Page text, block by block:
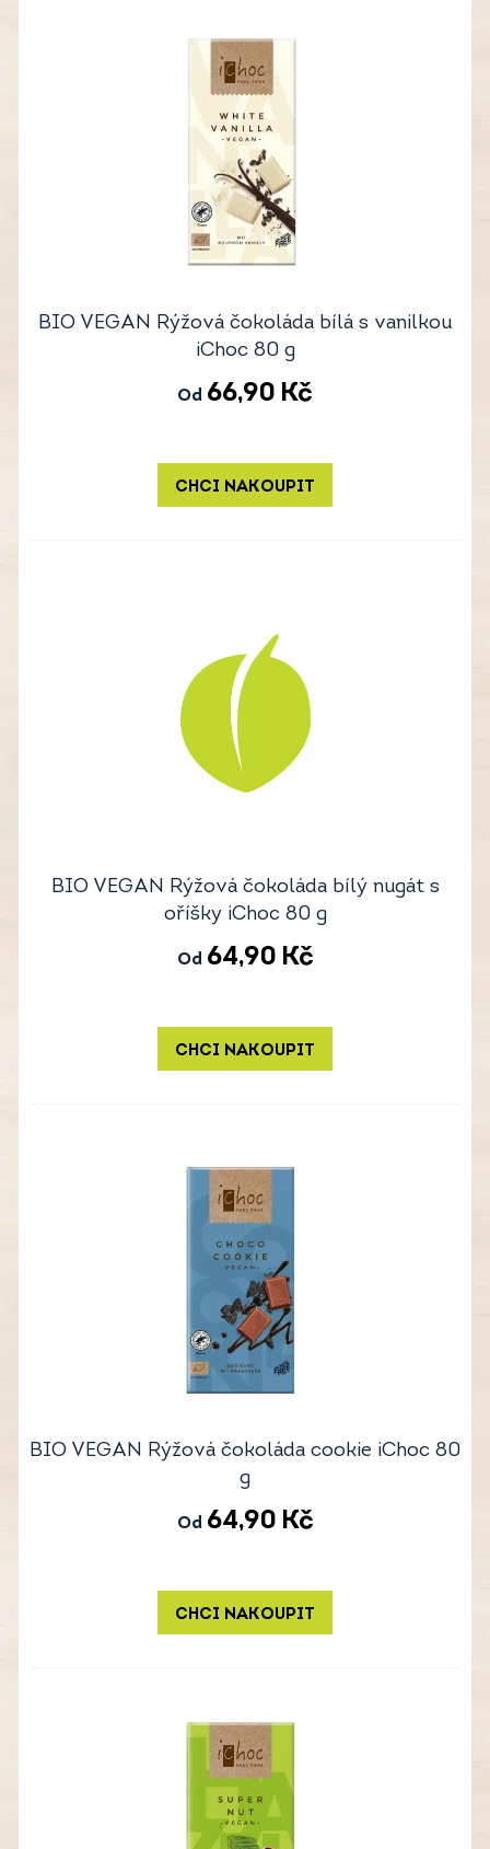
BIO VEGAN Rýžová čokoláda bílá s vanilkou
iChoc 80 g
Od 66,90 Kč
CHCI NAKOUPIT
BIO VEGAN Rýžová čokoláda bílý nugát s
oříšky iChoc 80 g
Od 64,90 Kč
CHCI NAKOUPIT
BIO VEGAN Rýžová čokoláda cookie iChoc 80
g
Od 64,90 Kč
CHCI NAKOUPIT